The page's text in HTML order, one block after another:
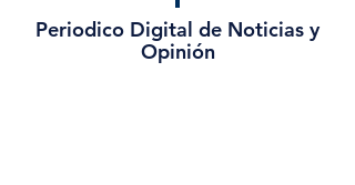
Periodico Digital de Noticias y
Opinión